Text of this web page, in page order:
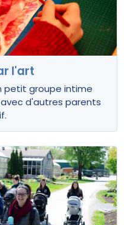
l'art
petit groupe intime
d'autres parents